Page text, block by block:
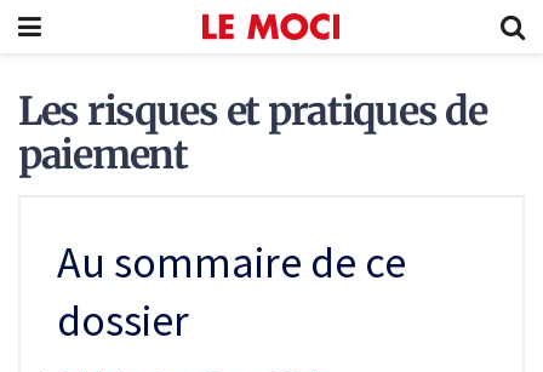
Les risques et pratiques de
paiement
Au sommaire de ce
dossier